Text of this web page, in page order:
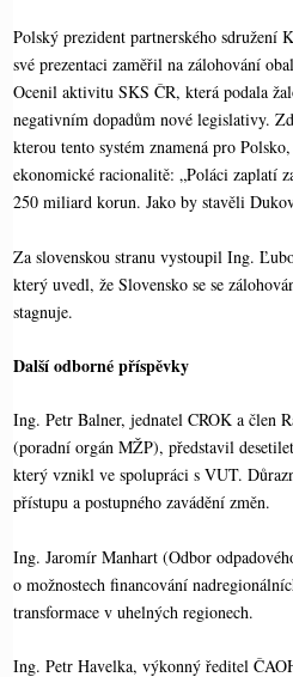
Polský prezident partnerského sdružení
své prezentaci zaměřil na zálohování
Ocenil aktivitu SKS ČR, která podala
negativním dopadům nové legislativy.
kterou tento systém znamená pro
ekonomické racionalitě: „Poláci zaplatí
250 miliard korun. Jako by stavěli
Za slovenskou stranu vystoupil Ing.
který uvedl, že Slovensko se se
stagnuje.
Další odborné příspěvky
Ing. Petr Balner, jednatel CROK a člen
(poradní orgán MŽP), představil
který vznikl ve spolupráci s VUT.
přístupu a postupného zavádění změn.
Ing. Jaromír Manhart (Odbor
o možnostech financování
transformace v uhelných regionech.
Ing. Petr Havelka, výkonný ředitel